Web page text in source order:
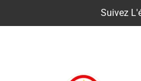
Suivez